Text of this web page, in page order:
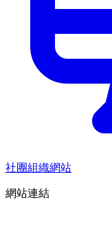
社團組織網站
網站連結